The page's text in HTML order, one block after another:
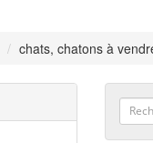
chats, chatons à